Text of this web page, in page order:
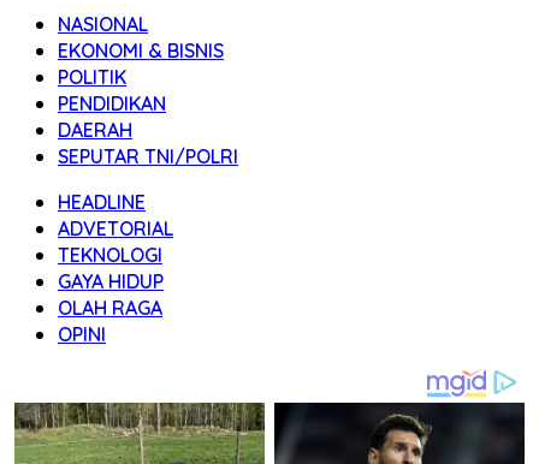
NASIONAL
EKONOMI & BISNIS
POLITIK
PENDIDIKAN
DAERAH
SEPUTAR TNI/POLRI
HEADLINE
ADVETORIAL
TEKNOLOGI
GAYA HIDUP
OLAH RAGA
OPINI